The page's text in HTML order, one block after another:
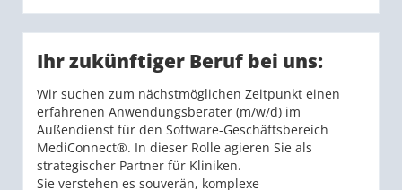
Ihr zukünftiger Beruf bei uns:
Wir suchen zum nächstmöglichen Zeitpunkt einen
erfahrenen Anwendungsberater (m/w/d) im
Außendienst für den Software-Geschäftsbereich
MediConnect®. In dieser Rolle agieren Sie als
strategischer Partner für Kliniken.
Sie verstehen es souverän, komplexe